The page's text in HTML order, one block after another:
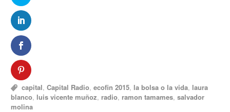
capital,Capital Radio,ecofin 2015, la bolsa o la vida, laura
blanco, luis vicente muñoz, radio, ramon tamames,salvador
molina